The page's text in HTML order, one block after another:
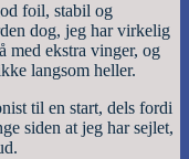
foil, stabil og
dog, jeg har virkelig
med ekstra vinger, og
langsom heller.
til en start, dels fordi
siden at jeg har sejlet,